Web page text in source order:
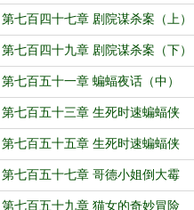
第七百四十七章 剧院谋杀案（上）
第七百四十九章 剧院谋杀案（下）
第七百五十一章 蝙蝠夜话（中）
第七百五十三章 生死时速蝙蝠侠
（上）
第七百五十五章 生死时速蝙蝠侠
（下）
第七百五十七章 哥德小姐倒大霉
（中）
第七百五十九章 猫女的奇妙冒险